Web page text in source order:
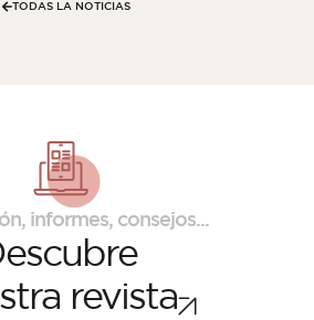
TODAS LA NOTICIAS
informes, consejos...
revista